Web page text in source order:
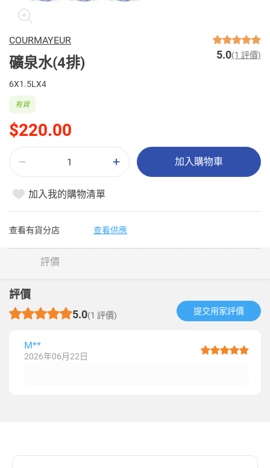
COURMAYEUR
礦泉水(4排) 5.0(1 評價)
6X1.5LX4
$220.00
有貨
加入購物車
加入我的購物清單
查看有貨分店 查看供應
評價
評價
5.0(1 評價) 提交用家評價​
M**
2026年06月22日